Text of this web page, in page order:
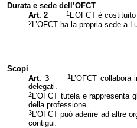
Durata e sede dell’OFCT
Art. 2
1L’OFCT è
2L’OFCT ha la propria sede a
Scopi
Art. 3
1L’OFCT collabora
delegati.
2L’OFCT tutela e rappresenta
della professione.
3L’OFCTpuò aderire ad altre
contigui